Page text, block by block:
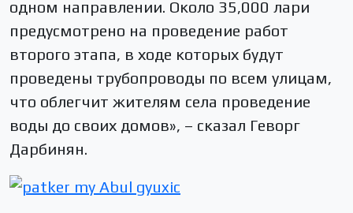
одном направлении. Около 35,000 лари
предусмотрено на проведение работ
второго этапа, в ходе которых будут
проведены трубопроводы по всем улицам,
что облегчит жителям села проведение
воды до своих домов», – сказал Геворг
Дарбинян.